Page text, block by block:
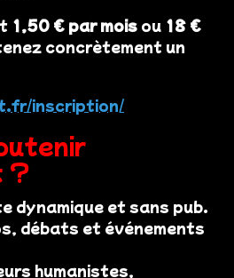
1,50 € par mois ou 18 €
concrètement un
inscription/
?
dynamique et sans pub.
débats et événements
humanistes,